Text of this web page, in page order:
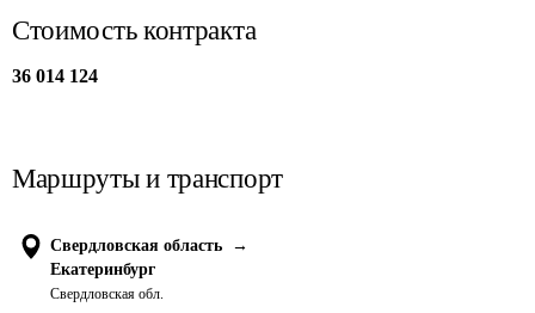
Стоимость контракта
36 014 124
Маршруты и транспорт
Свердловская область
→
Екатеринбург
Свердловская обл.